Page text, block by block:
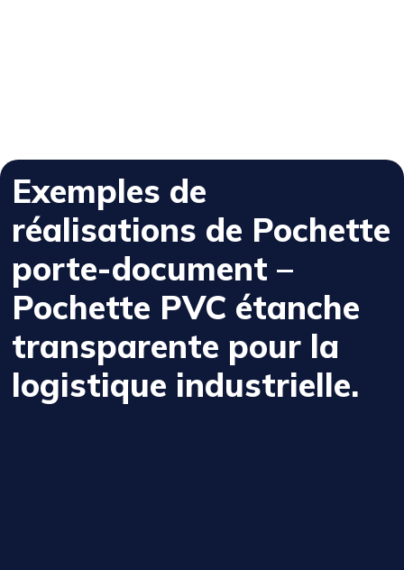
Exemples de
réalisations de Pochette
porte-document –
Pochette PVC étanche
transparente pour la
logistique industrielle.